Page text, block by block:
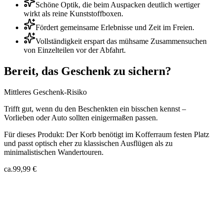
Schöne Optik, die beim Auspacken deutlich wertiger
wirkt als reine Kunststoffboxen.
Fördert gemeinsame Erlebnisse und Zeit im Freien.
Vollständigkeit erspart das mühsame Zusammensuchen
von Einzelteilen vor der Abfahrt.
Bereit, das Geschenk zu sichern?
Mittleres Geschenk-Risiko
Trifft gut, wenn du den Beschenkten ein bisschen kennst –
Vorlieben oder Auto sollten einigermaßen passen.
Für dieses Produkt: Der Korb benötigt im Kofferraum festen Platz
und passt optisch eher zu klassischen Ausflügen als zu
minimalistischen Wandertouren.
ca.99,99 €